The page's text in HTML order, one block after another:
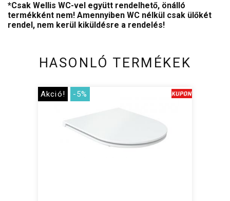
*Csak Wellis WC-vel együtt rendelhető, önálló
termékként nem! Amennyiben WC nélkül csak ülőkét
rendel, nem kerül kiküldésre a rendelés!
HASONLÓ TERMÉKEK
Akció! -5%